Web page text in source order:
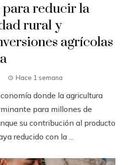
para reducir la
rural y
agrícolas
Hace 1 semana
donde la agricultura
para millones de
su contribución al producto
reducido con la ...